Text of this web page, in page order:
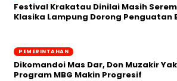
Festival Krakatau Dinilai Masih
Klasika Lampung Dorong Penguatan
PEMERINTAHAN
Dikomandoi Mas Dar, Don Muzakir
Program MBG Makin Progresif